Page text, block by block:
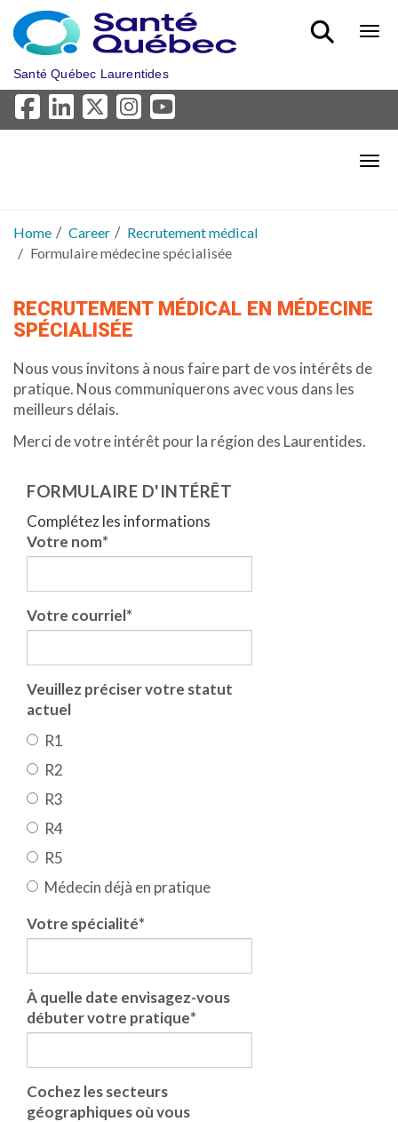
Skip to main content
Santé Québec Laurentides
Home Career
Recrutement médical
Formulaire médecine spécialisée
RECRUTEMENT MÉDICAL EN MÉDECINE
SPÉCIALISÉE
Nous vous invitons à nous faire part de vos intérêts de
pratique. Nous communiquerons avec vous dans les
meilleurs délais.
Merci de votre intérêt pour la région des Laurentides.
FORMULAIRE D'INTÉRÊT
Complétez les informations
Votre nom*
Votre courriel*
Veuillez préciser votre statut
actuel
R1
R2
R3
R4
R5
Médecin déjà en pratique
Votre spécialité*
À quelle date envisagez-vous
débuter votre pratique*
Cochez les secteurs
géographiques où vous